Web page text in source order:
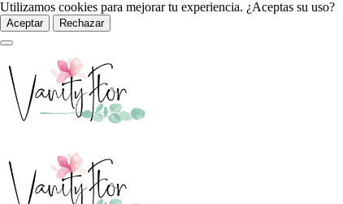
Utilizamos cookies para mejorar tu experiencia. ¿Aceptas su uso?
Aceptar Rechazar